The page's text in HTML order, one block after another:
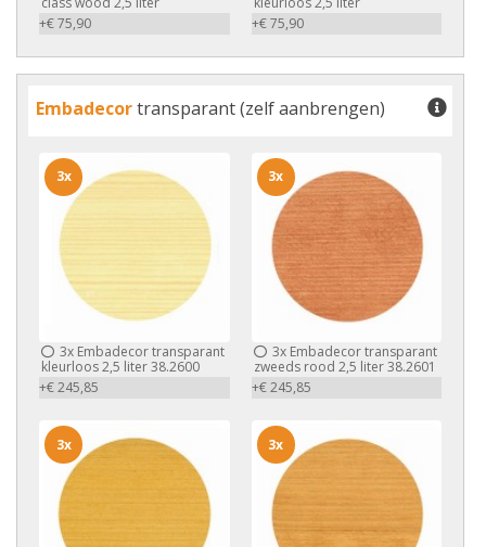
+€ 75,90
+€ 75,90
Embadecortransparant (zelf aanbrengen)
3x Embadecor transparant
kleurloos 2,5 liter 38.2600
+€ 245,85
3x
3xEmbadecor transparant
zweeds rood 2,5 liter 38.2601
+€ 245,85
3x
3x 3x